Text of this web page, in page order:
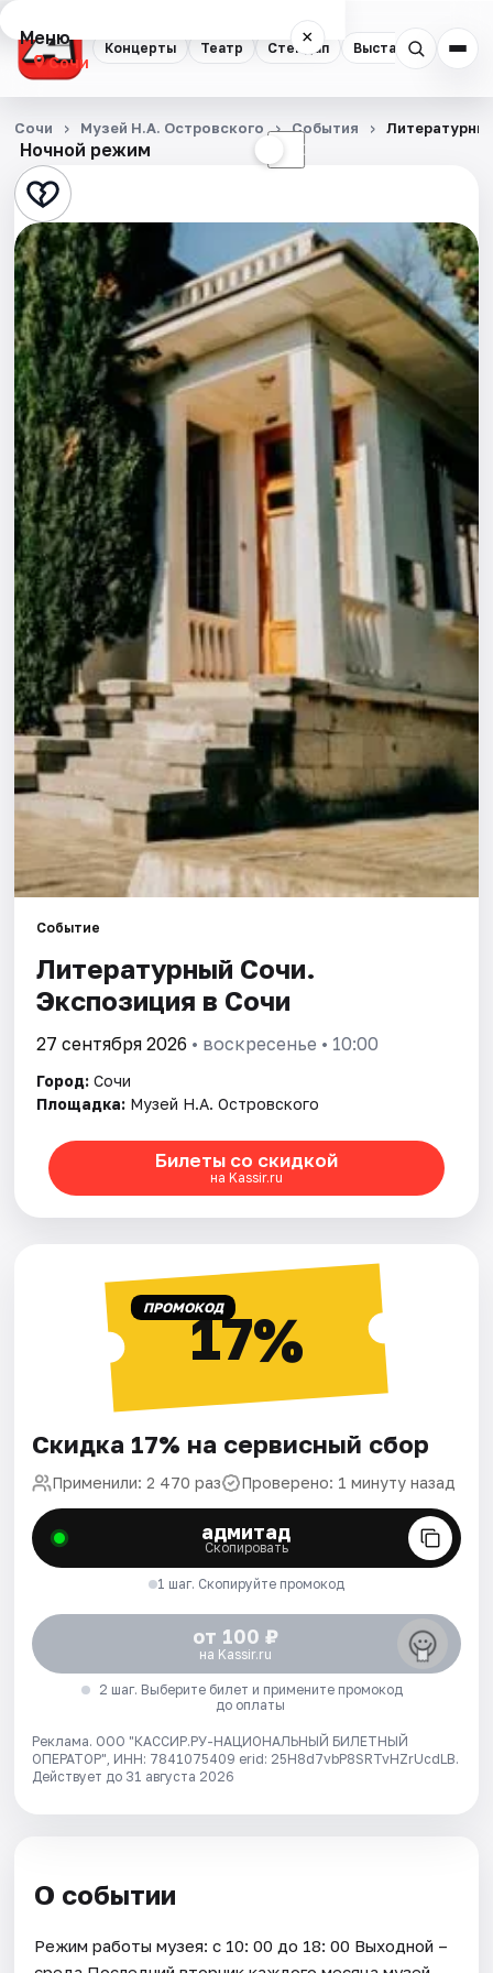
Концерты Театр Стендап Выставки
Меню ×
Сочи
Концерты
Театр
Стендап
Выставки
Квесты
Экскурсии
Спорт
События
Города
Площадки
Артисты
Рейтинги
Ночной режим ☾
Сочи Музей Н.А. Островского События
Событие
Литературный Сочи.
Экспозиция в Сочи
27 сентября 2026 • воскресенье • 10:00
Город: Сочи
Площадка: Музей Н.А. Островского
Билеты со скидкой
на Kassir.ru
ПРОМОКОД17%
Скидка 17% на сервисный сбор
Применили: 2 470 раз Проверено: 1 минуту назад
адмитад
Скопировать
1 шаг. Скопируйте промокод
от 100 ₽
на Kassir.ru
2 шаг. Выберите билет и примените промокод
до оплаты
Реклама. ООО "КАССИР.РУ-НАЦИОНАЛЬНЫЙ БИЛЕТНЫЙ
ОПЕРАТОР", ИНН: 7841075409 erid: 25H8d7vbP8SRTvHZrUcdLB.
Действует до 31 августа 2026
О событии
Режим работы музея: с 10: 00 до 18: 00 Выходной –